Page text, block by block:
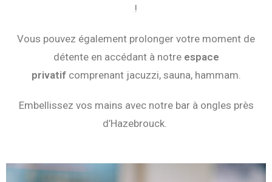
!
Vous pouvez également prolonger votre moment de
détente en accédant à notre espace
privatifcomprenant jacuzzi, sauna, hammam.
Embellissez vos mains avec notre bar à ongles près
d’Hazebrouck.